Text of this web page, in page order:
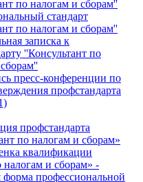
по налогам и сборам''
стандарт
по налогам и сборам''
записка к
''Консультант по
пресс-конференции по
профстандарта
профстандарта
по налогам и сборам»
квалификации
налогам и сборам» -
форма профессиональной